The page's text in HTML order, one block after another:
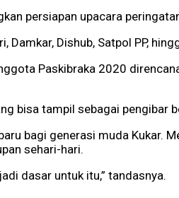
persiapan upacara
Dishub, Satpol PP,
Paskibraka 2020
bisa tampil sebagai pengibar
bagi generasi muda Kukar.
sehari-hari.
dasar untuk itu,” tandasnya.